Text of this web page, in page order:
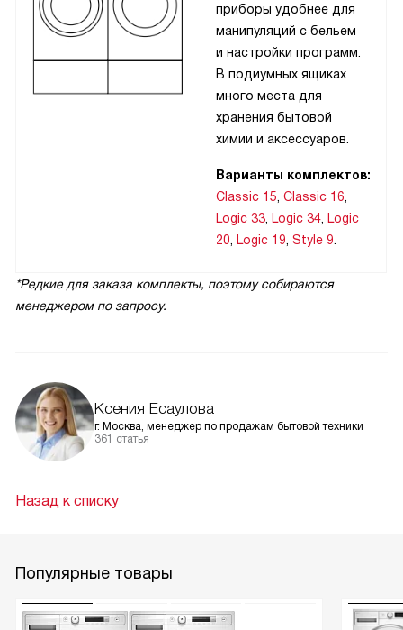
приборы удобнее для
манипуляций с бельем
и настройки программ.
В подиумных ящиках
много места для
хранения бытовой
химии и аксессуаров.
Варианты комплектов:
Classic 15 Classic 16
Logic 33 Logic 34 Logic
20
Logic 19 Style 9
*Редкие для заказа комплекты, поэтому собираются
менеджером по запросу.
Ксения Есаулова
г. Москва, менеджер по продажам бытовой техники
361 статья
Назад к списку
Популярные товары